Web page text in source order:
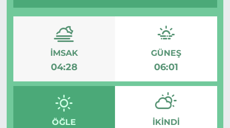
İMSAK
04:28
GÜNEŞ
06:01
ÖĞLE İKINDI